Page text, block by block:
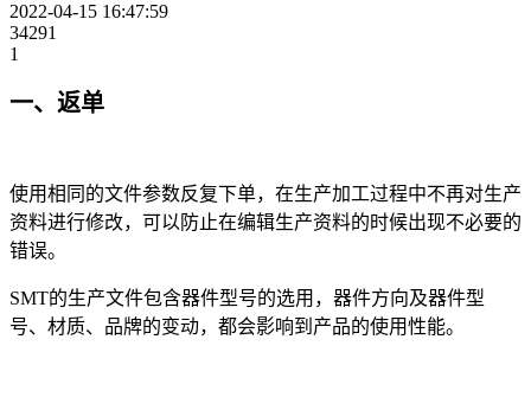
2022-04-15 16:47:59
34291
1
一、返单
使用相同的文件参数反复下单，在生产加工过程中不再对生产
资料进行修改，可以防止在编辑生产资料的时候出现不必要的
错误。
SMT的生产文件包含器件型号的选用，器件方向及器件型
号、材质、品牌的变动，都会影响到产品的使用性能。